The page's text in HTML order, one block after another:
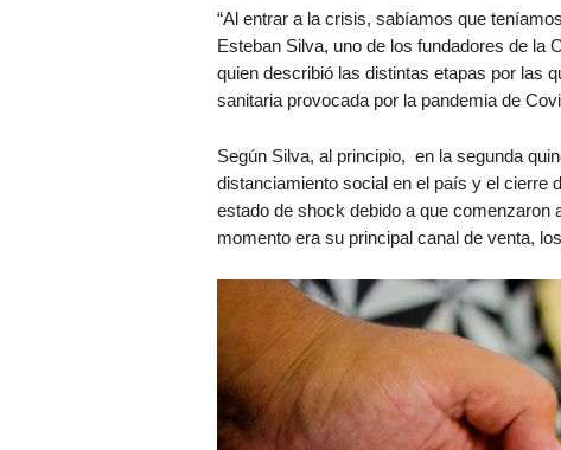
“Al entrar a la crisis, sabíamos que
Esteban Silva, uno de los fundadores de la
quien describió las distintas etapas por las
sanitaria provocada por la pandemia de
Según Silva, al principio, en la segunda
distanciamiento social en el país y el cierre
estado de shock debido a que comenzaron
momento era su principal canal de venta,